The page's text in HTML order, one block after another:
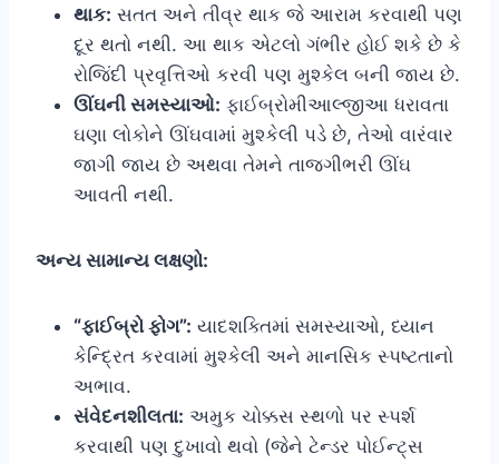
થાક: સતત અને તીવ્ર થાક જે આરામ કરવાથી પણ
દૂર થતો નથી. આ થાક એટલો ગંભીર હોઈ શકે છે કે
રોજિંદી પ્રવૃત્તિઓ કરવી પણ મુશ્કેલ બની જાય છે.
ઊંઘની સમસ્યાઓ: ફાઈબ્રોમીઆલ્જીઆ ધરાવતા
ઘણા લોકોને ઊંઘવામાં મુશ્કેલી પડે છે, તેઓ વારંવાર
જાગી જાય છે અથવા તેમને તાજગીભરી ઊંઘ
આવતી નથી.
અન્ય સામાન્ય લક્ષણો:
“ફાઈબ્રો ફોગ”: યાદશક્તિમાં સમસ્યાઓ, ધ્યાન
કેન્દ્રિત કરવામાં મુશ્કેલી અને માનસિક સ્પષ્ટતાનો
અભાવ.
સંવેદનશીલતા: અમુક ચોક્કસ સ્થળો પર સ્પર્શ
કરવાથી પણ દુખાવો થવો (જેને ટેન્ડર પોઈન્ટ્સ